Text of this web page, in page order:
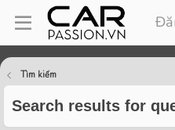
Tìm kiếm
Search results for